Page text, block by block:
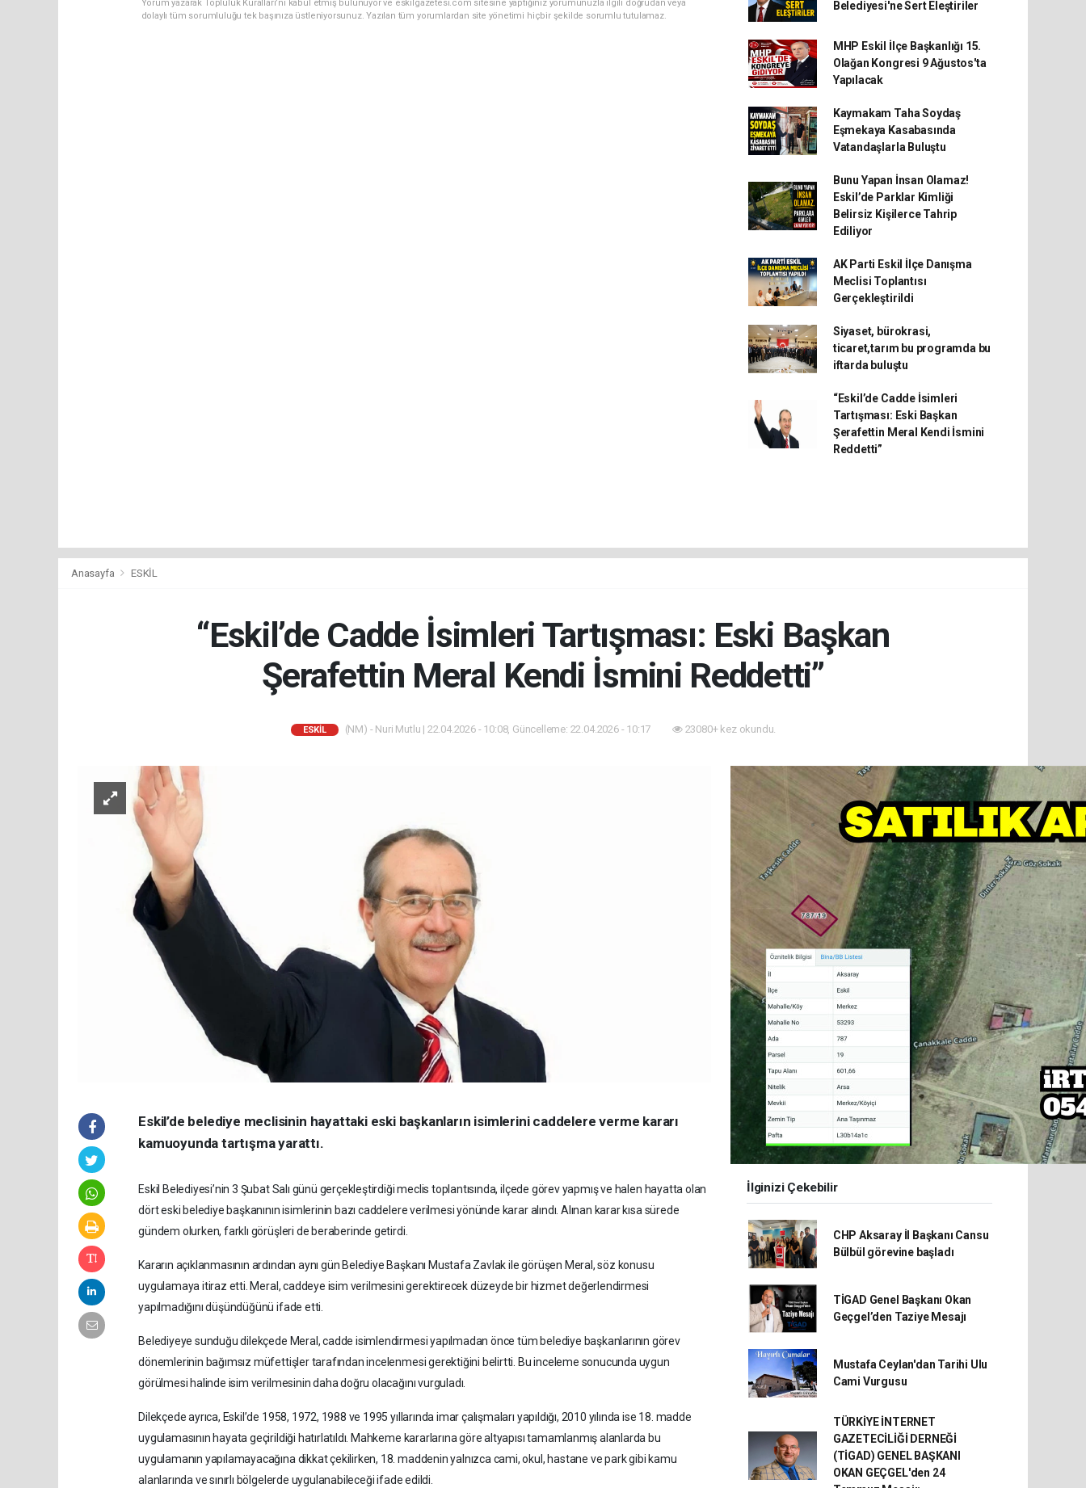
Yorum yazarak Topluluk Kuralları’nı kabul etmiş bulunuyor ve eskilgazetesi.com sitesine yaptığınız yorumunuzla ilgili doğrudan veya
dolaylı tüm sorumluluğu tek başınıza üstleniyorsunuz. Yazılan tüm yorumlardan site yönetimi hiçbir şekilde sorumlu tutulamaz.
Belediyesi'ne Sert Eleştiriler
MHP Eskil İlçe Başkanlığı 15.
Olağan Kongresi 9 Ağustos'ta
Yapılacak
Kaymakam Taha Soydaş
Eşmekaya Kasabasında
Vatandaşlarla Buluştu
Bunu Yapan İnsan Olamaz!
Eskil’de Parklar Kimliği
Belirsiz Kişilerce Tahrip
Ediliyor
AK Parti Eskil İlçe Danışma
Meclisi Toplantısı
Gerçekleştirildi
Siyaset, bürokrasi,
ticaret,tarım bu programda bu
iftarda buluştu
“Eskil’de Cadde İsimleri
Tartışması: Eski Başkan
Şerafettin Meral Kendi İsmini
Reddetti”
Anasayfa ESKİL
“Eskil’de Cadde İsimleri Tartışması: Eski Başkan
Şerafettin Meral Kendi İsmini Reddetti”
ESKİL (NM) - Nuri Mutlu | 22.04.2026 - 10:08, Güncelleme: 22.04.2026 - 10:17 23080+ kez okundu.
Eskil’de belediye meclisinin hayattaki eski başkanların isimlerini caddelere verme kararı
kamuoyunda tartışma yarattı.
Eskil Belediyesi’nin 3 Şubat Salı günü gerçekleştirdiği meclis toplantısında, ilçede görev yapmış ve halen hayatta olan
dört eski belediye başkanının isimlerinin bazı caddelere verilmesi yönünde karar alındı. Alınan karar kısa sürede
gündem olurken, farklı görüşleri de beraberinde getirdi.
Kararın açıklanmasının ardından aynı gün Belediye Başkanı Mustafa Zavlak ile görüşen Meral, söz konusu
uygulamaya itiraz etti. Meral, caddeye isim verilmesini gerektirecek düzeyde bir hizmet değerlendirmesi
yapılmadığını düşündüğünü ifade etti.
Belediyeye sunduğu dilekçede Meral, cadde isimlendirmesi yapılmadan önce tüm belediye başkanlarının görev
dönemlerinin bağımsız müfettişler tarafından incelenmesi gerektiğini belirtti. Bu inceleme sonucunda uygun
görülmesi halinde isim verilmesinin daha doğru olacağını vurguladı.
Dilekçede ayrıca, Eskil’de 1958, 1972, 1988 ve 1995 yıllarında imar çalışmaları yapıldığı, 2010 yılında ise 18. madde
uygulamasının hayata geçirildiği hatırlatıldı. Mahkeme kararlarına göre altyapısı tamamlanmış alanlarda bu
uygulamanın yapılamayacağına dikkat çekilirken, 18. maddenin yalnızca cami, okul, hastane ve park gibi kamu
alanlarında ve sınırlı bölgelerde uygulanabileceği ifade edildi.
İlginizi Çekebilir
CHP Aksaray İl Başkanı Cansu
Bülbül görevine başladı
TİGAD Genel Başkanı Okan
Geçgel’den Taziye Mesajı
Mustafa Ceylan'dan Tarihi Ulu
Cami Vurgusu
TÜRKİYE İNTERNET
GAZETECİLİĞİ DERNEĞİ
(TİGAD) GENEL BAŞKANI
OKAN GEÇGEL'den 24